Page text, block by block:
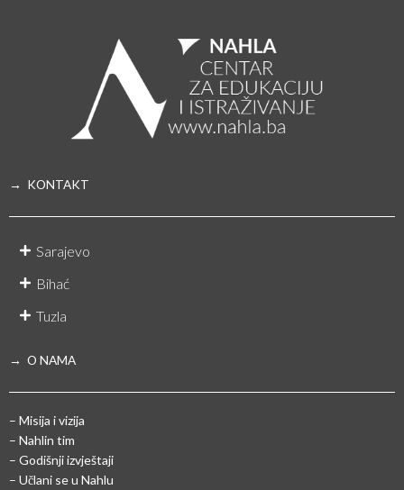
→ KONTAKT
Sarajevo
Bihać
Tuzla
→ O NAMA
– Misija i vizija
– Nahlin tim
– Godišnji izvještaji
– Učlani se u Nahlu